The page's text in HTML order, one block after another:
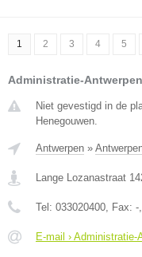
1 2 3 4 5
Administratie-Antwerpen
Niet gevestigd in de
Henegouwen.
Antwerpen »
Lange Lozanastraat
Tel: 033020400, Fax: -
E-mail › Administratie-